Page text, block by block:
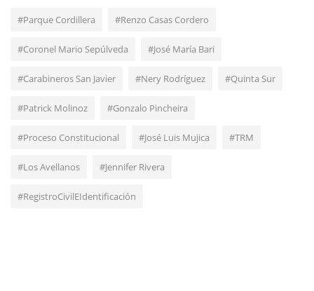
#Parque Cordillera #Renzo Casas Cordero
#Coronel Mario Sepúlveda #José María Bari
#Carabineros San Javier #Nery Rodríguez #Quinta Sur
#Patrick Molinoz #Gonzalo Pincheira
#Proceso Constitucional #José Luis Mujica #TRM
#Los Avellanos #Jennifer Rivera
#RegistroCivilEIdentificación